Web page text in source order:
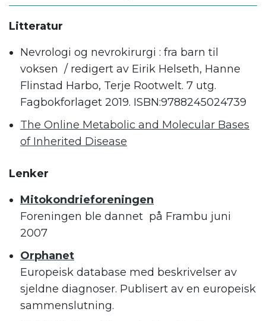
Litteratur
Nevrologi og nevrokirurgi : fra barn til
voksen / redigert av Eirik Helseth, Hanne
Flinstad Harbo, Terje Rootwelt. 7 utg.
Fagbokforlaget 2019. ISBN:9788245024739
The Online Metabolic and Molecular Bases
of Inherited Disease
Lenker
Mitokondrieforeningen
Foreningen ble dannet på Frambu juni
2007
Orphanet
Europeisk database med beskrivelser av
sjeldne diagnoser. Publisert av en europeisk
sammenslutning.